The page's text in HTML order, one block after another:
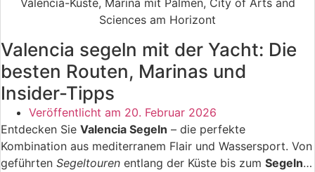
Valencia segeln mit der Yacht: Die
besten Routen, Marinas und
Insider-Tipps
Veröffentlicht am 20. Februar 2026
Entdecken Sie Valencia Segeln – die perfekte
Kombination aus mediterranem Flair und Wassersport. Von
geführten Segeltouren entlang der Küste bis zum Segeln